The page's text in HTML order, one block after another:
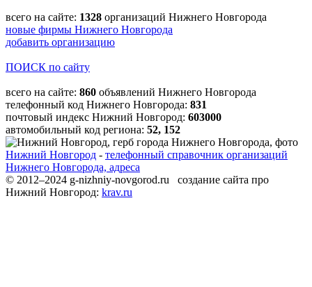
всего на сайте: 1328 организаций Нижнего Новгорода
новые фирмы Нижнего Новгорода
добавить организацию
ПОИСК по сайту
всего на сайте: 860 объявлений Нижнего Новгорода
телефонный код Нижнего Новгорода: 831
почтовый индекс Нижний Новгород: 603000
автомобильный код региона: 52, 152
Нижний Новгород - телефонный справочник организаций
Нижнего Новгорода, адреса
© 2012–2024 g-nizhniy-novgorod.ru создание сайта про
Нижний Новгород: krav.ru